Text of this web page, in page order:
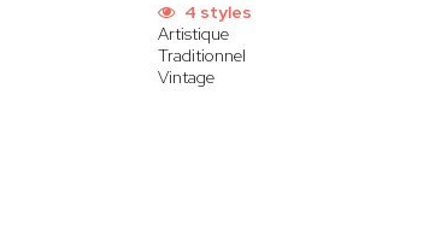
4 styles
Artistique
Traditionnel
Vintage